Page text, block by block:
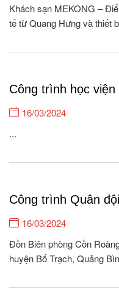
Khách sạn MEKONG –
tế từ Quang Hưng và thiết
cung cấp gạch ốp lát &
Công trình học
16/03/2024
...
Công trình Quân
16/03/2024
Đồn Biên phòng Cồn
huyện Bố Trạch, Quảng
hộ/1118 khẩu xã Thượng